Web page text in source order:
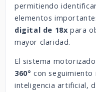
permitiendo
elementos
digital de 18x para
mayor claridad.
El sistema
360° con
inteligencia artificial,